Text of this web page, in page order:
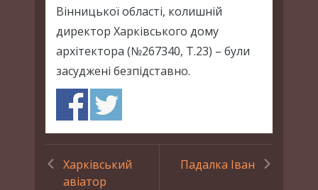
Вінницької області, колишній
директор Харківського дому
архітектора (№267340, Т.23) – були
засуджені безпідставно.
Харківський
авіатор
Падалка Іван